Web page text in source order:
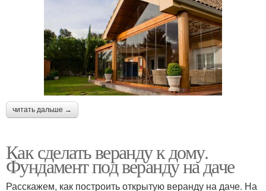
читать дальше →
Как сделать веранду к дому.
Фундамент под веранду на даче
Расскажем, как построить открытую веранду на даче. На